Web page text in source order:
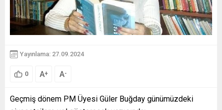
Yayınlama: 27.09.2024
0 A+ A-
Geçmiş dönem PM Üyesi Güler Buğday günümüzdeki